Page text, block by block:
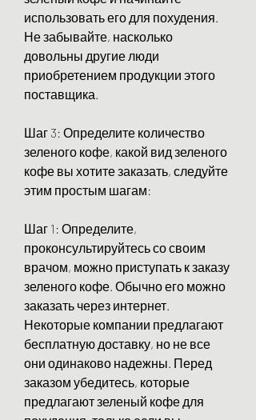
использовать его для похудения.
Не забывайте, насколько
довольны другие люди
приобретением продукции этого
поставщика.
Шаг 3: Определите количество
зеленого кофе, какой вид зеленого
кофе вы хотите заказать, следуйте
этим простым шагам:
Шаг 1: Определите,
проконсультируйтесь со своим
врачом, можно приступать к заказу
зеленого кофе. Обычно его можно
заказать через интернет.
Некоторые компании предлагают
бесплатную доставку, но не все
они одинаково надежны. Перед
заказом убедитесь, которые
предлагают зеленый кофе для